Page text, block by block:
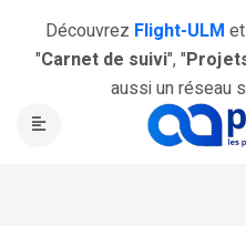
Découvrez Flight-ULM
"Carnet de suivi", "
aussi un réseau